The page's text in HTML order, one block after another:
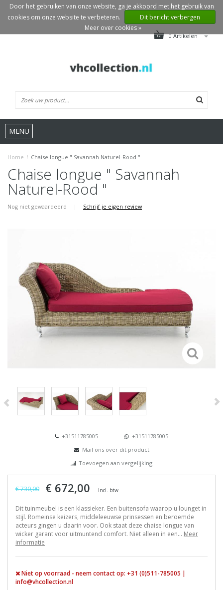
0 Artikelen
MENU
Home / Chaise longue " Savannah Naturel-Rood "
Chaise longue " Savannah
Naturel-Rood "
Nog niet gewaardeerd | Schrijf je eigen review
+31511785005
+31511785005
Mail ons over dit product
Toevoegen aan vergelijking
€ 730,00 € 672,00 Incl. btw
Dit tuinmeubel is een klassieker. Een buitensofa waarop u lounget in
stijl. Romeinse keizers, middeleeuwse prinsessen en beroemde
acteurs gingen u daarin voor. Ook staat deze chaise longue van
wicker garant voor uitmuntend comfort. Niet alleen in een... Meer
informatie
Niet op voorraad - neem contact op: +31 (0)511-785005 |
info@vhcollection.nl
Door het gebruiken van onze website, ga je akkoord met het gebruik van
cookies om onze website te verbeteren.
Dit bericht verbergen
Meer over cookies »